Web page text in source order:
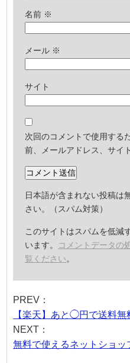
名前 ※
メール ※
サイト
次回のコメントで使用する
前、メールアドレス、サイ
日本語が含まれない投稿は
さい。（スパム対策）
このサイトはスパムを低減
います。
コメントデータの
覧ください。
PREV：
【楽天】あと◯円で送料無
NEXT：
無料で使えるネットショ